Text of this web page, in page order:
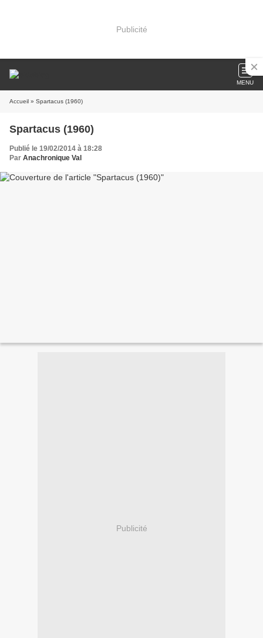
Publicité
MENU
Accueil » Spartacus (1960)
Spartacus (1960)
Publié le 19/02/2014 à 18:28
Par Anachronique Val
Publicité